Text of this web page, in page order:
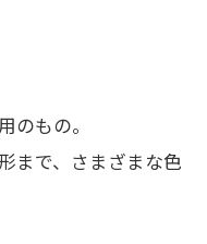
のもの。
まで、さまざまな色